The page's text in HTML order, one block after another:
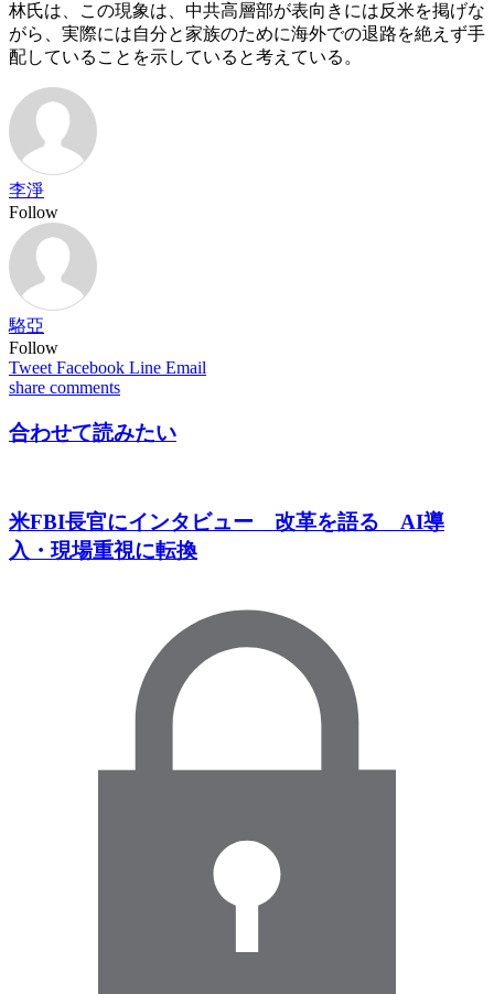
林氏は、この現象は、中共高層部が表向きには反米を掲げな
がら、実際には自分と家族のために海外での退路を絶えず手
配していることを示していると考えている。
李淨
Follow
駱亞
Follow
Tweet Facebook Line Email
share comments
合わせて読みたい
米FBI長官にインタビュー 改革を語る AI導
入・現場重視に転換